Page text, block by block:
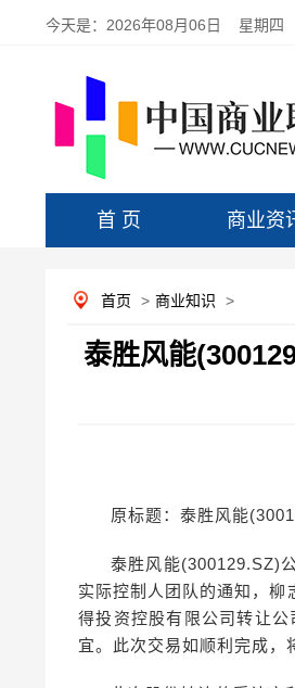
今天是： 2026年08月06日 星期四
首 页 商业资
首页 > 商业知识 >
泰胜风能
原标题：泰胜风能
泰胜风能(300129.SZ)
实际控制人团队的通知，柳
得投资控股有限公司转让
宜。此次交易如顺利完成，